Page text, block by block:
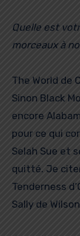
Quelle est
morceaux à
The World de
Sinon Black
encore
pour ce qui
Selah Sue et
quitté. Je
Tenderness
Sally de